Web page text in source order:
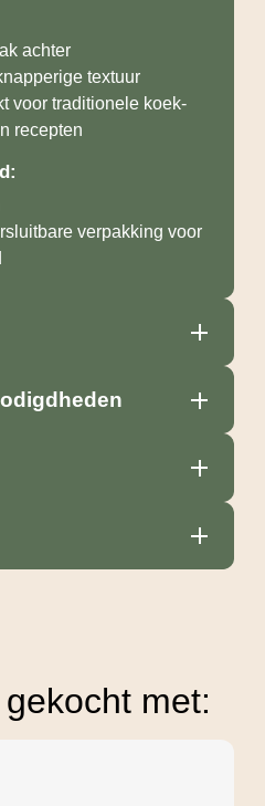
achter
textuur
voor traditionele koek-
recepten
verpakking voor
met: